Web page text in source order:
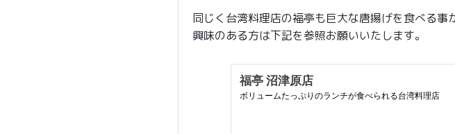
同じく台湾料理店の福亭も巨大な唐揚げを食べる事
興味のある方は下記を参照お願いいたします。